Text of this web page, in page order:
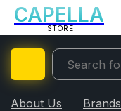
CAPELLA
STORE
Our logo
About Us Brands